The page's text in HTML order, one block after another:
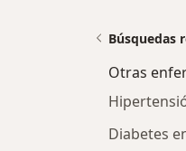
Búsquedas
Otras
Diabetes